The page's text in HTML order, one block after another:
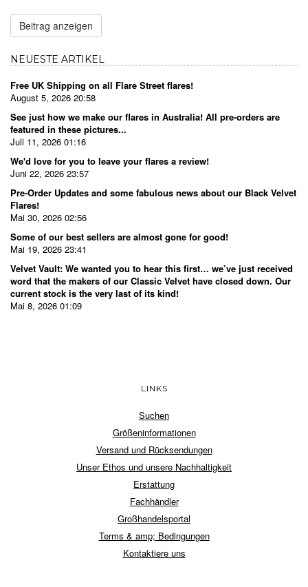
Beitrag anzeigen
NEUESTE ARTIKEL
Free UK Shipping on all Flare Street flares!
August 5, 2026 20:58
See just how we make our flares in Australia! All pre-orders are
featured in these pictures...
Juli 11, 2026 01:16
We'd love for you to leave your flares a review!
Juni 22, 2026 23:57
Pre-Order Updates and some fabulous news about our Black Velvet
Flares!
Mai 30, 2026 02:56
Some of our best sellers are almost gone for good!
Mai 19, 2026 23:41
Velvet Vault: We wanted you to hear this first… we’ve just received
word that the makers of our Classic Velvet have closed down. Our
current stock is the very last of its kind!
Mai 8, 2026 01:09
LINKS
Suchen
Größeninformationen
Versand und Rücksendungen
Unser Ethos und unsere Nachhaltigkeit
Erstattung
Fachhändler
Großhandelsportal
Terms & amp; Bedingungen
Kontaktiere uns